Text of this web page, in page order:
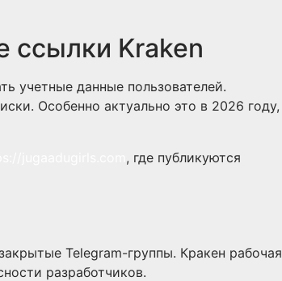
ссылки Kraken
учетные данные пользователей.
Особенно актуально это в 2026 году,
, где публикуются
Telegram-группы. Кракен рабочая
разработчиков.